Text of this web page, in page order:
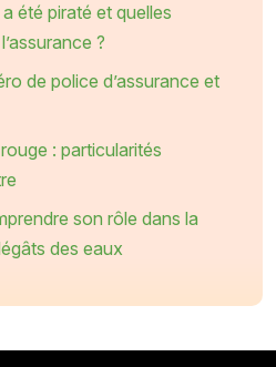
été piraté et quelles
?
de police d’assurance et
: particularités
son rôle dans la
des eaux